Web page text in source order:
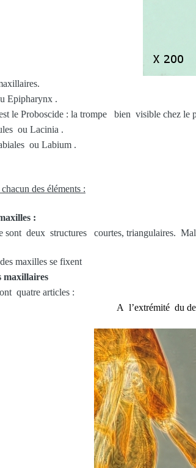
Epipharynx .
le Proboscide : la trompe bien visible chez le
ou Lacinia .
ou Labium .
des éléments :
:
structures courtes, triangulaires. Malgré
maxilles se fixent
maxillaires
quatre articles :
A l’extrémité du